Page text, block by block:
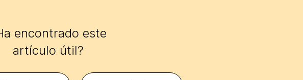
encontrado este
artículo útil?